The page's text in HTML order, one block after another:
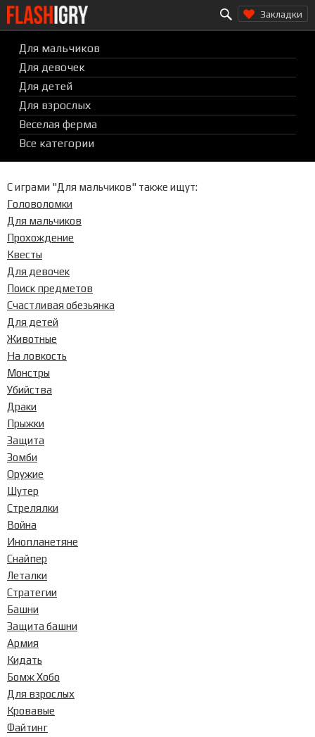
Перейти
содержимому
Search for:
Закладки
Для мальчиков
Для девочек
Для детей
Для взрослых
Веселая ферма
Все категории
С играми "Для мальчиков" также ищут:
Головоломки
Для мальчиков
Прохождение
Квесты
Для девочек
Поиск предметов
Счастливая обезьянка
Для детей
Животные
На ловкость
Монстры
Убийства
Драки
Прыжки
Защита
Зомби
Оружие
Шутер
Стрелялки
Война
Инопланетяне
Снайпер
Леталки
Стратегии
Башни
Защита башни
Армия
Кидать
Бомж Хобо
Для взрослых
Кровавые
Файтинг